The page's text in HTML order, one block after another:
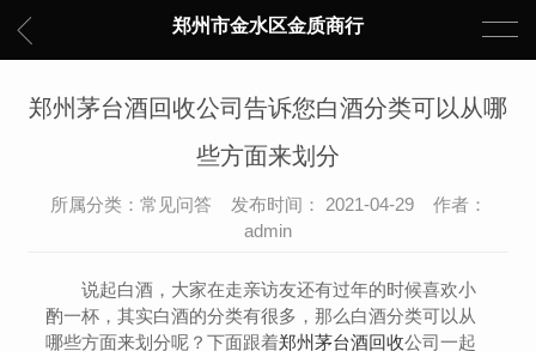
郑州市金水区金质商行
郑州茅台酒回收公司告诉您白酒分类可以从哪
些方面来划分
所属分类：常见问答 发布时间： 2021-04-29 作者：
admin
说起白酒，大家在走亲访友还有过年的时候喜欢小
酌一杯，其实白酒的分类有很多，那么白酒分类可以从
哪些方面来划分呢？下面跟着郑州茅台酒回收公司一起